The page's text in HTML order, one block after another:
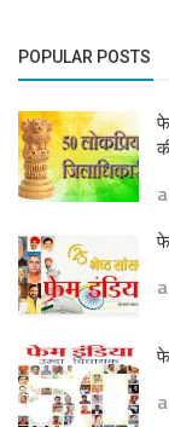
POPULAR POSTS